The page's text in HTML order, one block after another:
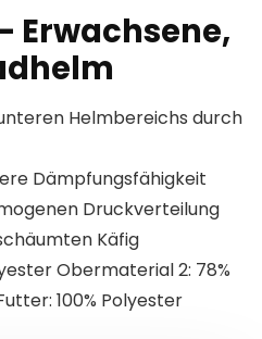
Erwachsene,
Helmbereichs durch
Dämpfungsfähigkeit
Druckverteilung
Käfig
Obermaterial 2: 78%
100% Polyester